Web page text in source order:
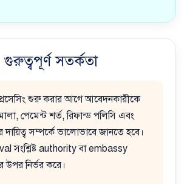
গুরুত্বপূর্ণ সতর্কতা
শুরু করার আগে আবেদনকারীকে
পেমেন্ট শর্ত, রিফান্ড পলিসি এবং
সম্পর্কে ভালোভাবে জানতে হবে।
সংশ্লিষ্ট authority বা embassy
নির্ভর করে।